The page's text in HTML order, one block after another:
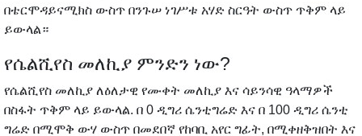
በቴርሞዳይናሚክስ ውስጥ በንጉሠ ነገሥቱ አሃድ ስርዓት ውስጥ ጥቅም ላይ
ይውላል።
የሴልሺየስ መለኪያ ምንድን ነው?
የሴልሺየስ መለኪያ ለዕለታዊ የሙቀት መለኪያ እና ሳይንሳዊ ዓላማዎች
በስፋት ጥቅም ላይ ይውላል. በ 0 ዲግሪ ሴንቲግሬድ እና በ 100 ዲግሪ ሴንቲ
ግሬድ በሚሞቅ ውሃ ውስጥ በመደበኛ የከባቢ አየር ግፊት, በሚቀዘቅዝበት እና